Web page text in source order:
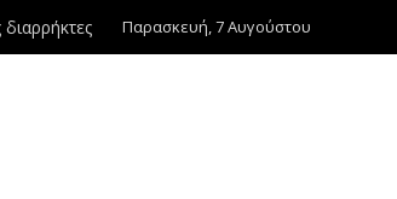
Παρασκευή, 7 Αυγούστου